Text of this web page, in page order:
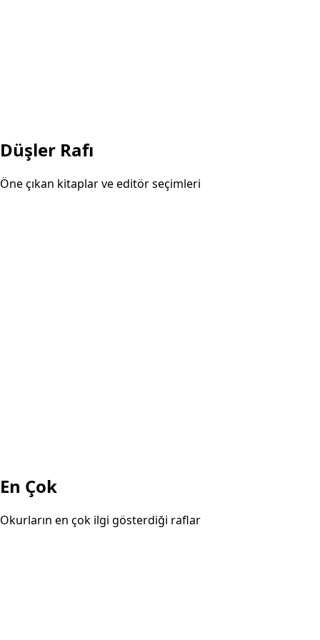
Düşler Rafı
Öne çıkan kitaplar ve editör seçimleri
En Çok
Okurların en çok ilgi gösterdiği raflar